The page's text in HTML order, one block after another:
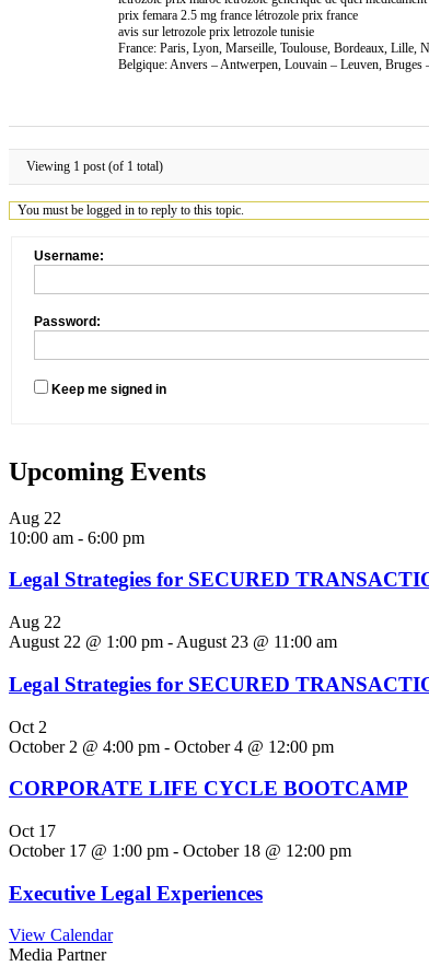
prix femara 2.5 mg france létrozole prix france
avis sur letrozole prix letrozole tunisie
France: Paris, Lyon, Marseille, Toulouse, Bordeaux, Lille,
Belgique: Anvers – Antwerpen, Louvain – Leuven,
Viewing 1 post (of 1 total)
You must be logged in to reply to this topic.
Username:
Password:
Keep me signed in
Upcoming Events
Aug 22
10:00 am - 6:00 pm
Legal Strategies for SECURED
Aug 22
August 22 @ 1:00 pm - August 23 @ 11:00 am
Legal Strategies for SECURED
Oct 2
October 2 @ 4:00 pm - October 4 @ 12:00 pm
CORPORATE LIFE CYCLE BOOTCAMP
Oct 17
October 17 @ 1:00 pm - October 18 @ 12:00 pm
Executive Legal Experiences
View Calendar
Media Partner